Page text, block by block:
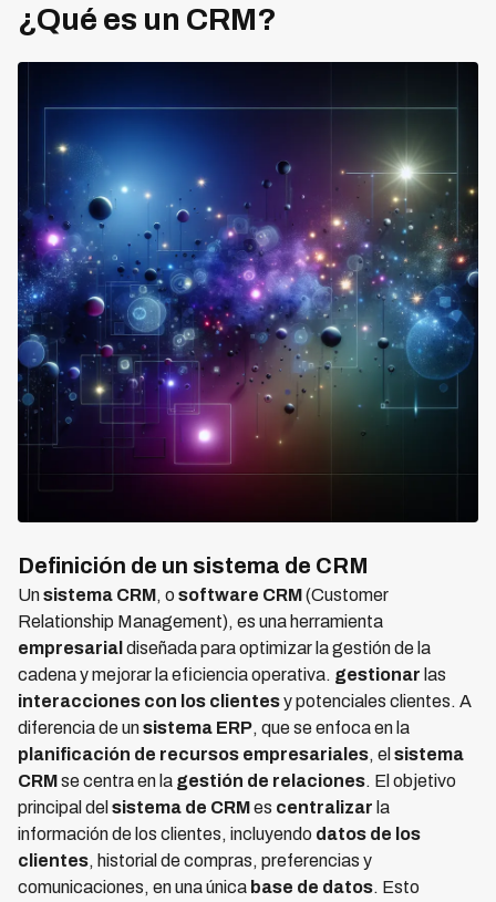
¿Qué es un CRM?
Definición de un sistema de CRM
Unsistema CRM, o software CRM(Customer
Relationship Management), es una herramienta
empresarial diseñada para optimizar la gestión de la
cadena y mejorar la eficiencia operativa. gestionar las
interacciones con los clientesy potenciales clientes. A
diferencia de unsistema ERP, que se enfoca en la
planificación de recursos empresariales, el sistema
CRMse centra en la gestión de relaciones. El objetivo
principal del sistema de CRMes centralizar la
información de los clientes, incluyendo datos de los
clientes, historial de compras, preferencias y
comunicaciones, en una única base de datos. Esto